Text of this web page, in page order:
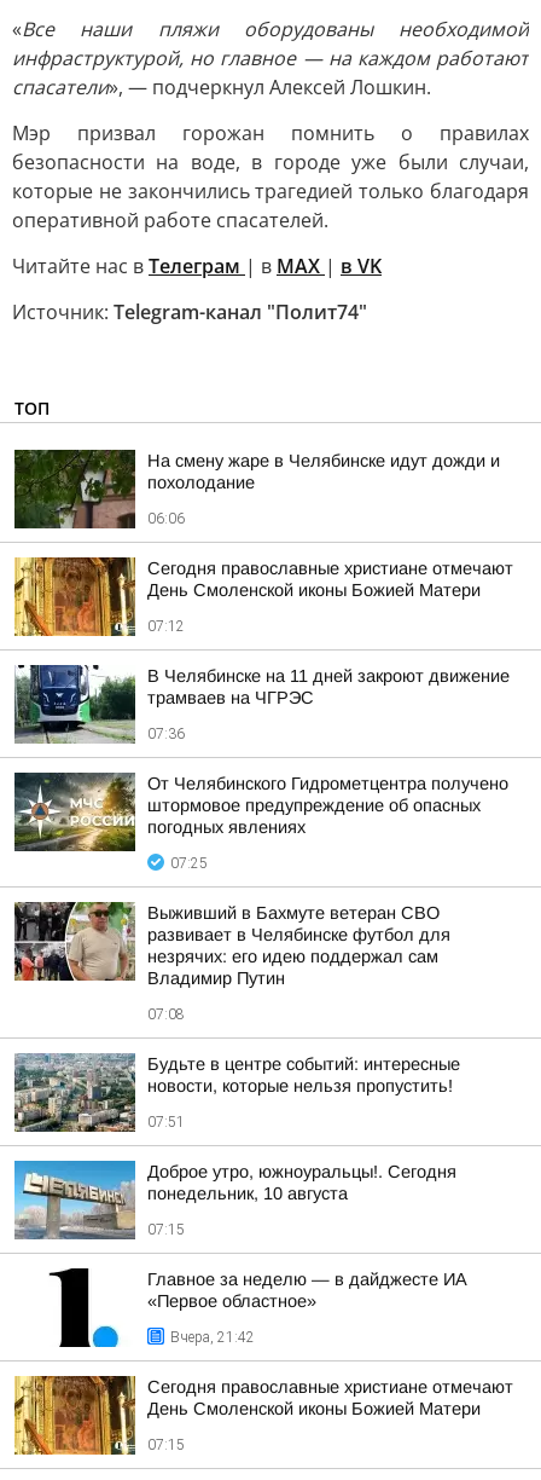
«Все наши пляжи оборудованы необходимой
инфраструктурой, но главное — на каждом работают
спасатели», — подчеркнул Алексей Лошкин.
Мэр призвал горожан помнить о правилах
безопасности на воде, в городе уже были случаи,
которые не закончились трагедией только благодаря
оперативной работе спасателей.
Читайте нас вТелеграм | в MAX | в VK
Источник: Telegram-канал "Полит74"
ТОП
На смену жаре в Челябинске идут дожди и
похолодание
06:06
Сегодня православные христиане отмечают
День Смоленской иконы Божией Матери
07:12
В Челябинске на 11 дней закроют движение
трамваев на ЧГРЭС
07:36
От Челябинского Гидрометцентра получено
штормовое предупреждение об опасных
погодных явлениях
07:25
Выживший в Бахмуте ветеран СВО
развивает в Челябинске футбол для
незрячих: его идею поддержал сам
Владимир Путин
07:08
Будьте в центре событий: интересные
новости, которые нельзя пропустить!
07:51
Доброе утро, южноуральцы!. Сегодня
понедельник, 10 августа
07:15
Главное за неделю — в дайджесте ИА
«Первое областное»
Вчера, 21:42
Сегодня православные христиане отмечают
День Смоленской иконы Божией Матери
07:15